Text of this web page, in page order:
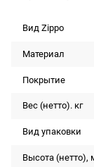
Вид Zippo
Материал
Покрытие
Вес (нетто). кг
Вид упаковки
Высота (нетто),